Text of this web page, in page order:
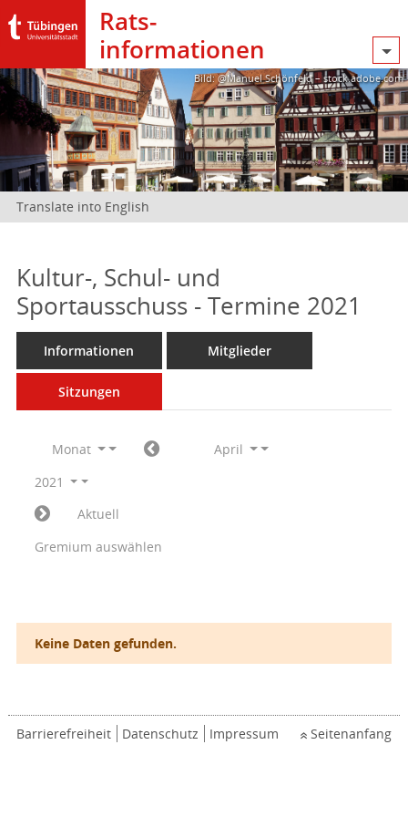
Rats­
informationen
Bild: @Manuel Schönfeld – stock.adobe.com
Translate into English
Kultur-, Schul- und
Sportausschuss - Termine 2021
Informationen Mitglieder
Sitzungen
Monat
April
2021
Aktuell
Gremium auswählen
Keine Daten gefunden.
Barrierefreiheit Datenschutz Impressum Seitenanfang